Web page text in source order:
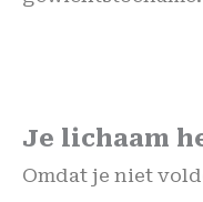
Je lichaam
Omdat je niet